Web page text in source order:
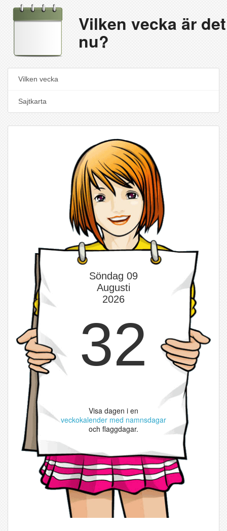
Vilken vecka är det
nu?
Vilken vecka
Sajtkarta
32
Visa dagen i en
veckokalender med namnsdagar
och flaggdagar.
Söndag 09
Augusti
2026